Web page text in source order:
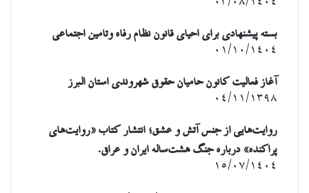
بسته پیشنهادی برای احیای قانون نظام رفاه وتامین اجتماعی
۰۱/۱۰/۱۴۰۴
آغاز فعالیت کانون حامیان حقوق شهروندی استان البرز
۰۴/۱۱/۱۳۹۸
روایت‌هایی از جنس آتش و عشق؛ انتشار کتاب «روایت‌های
پراکنده» درباره جنگ هشت‌ساله ایران و عراق.
۱۵/۰۷/۱۴۰۴